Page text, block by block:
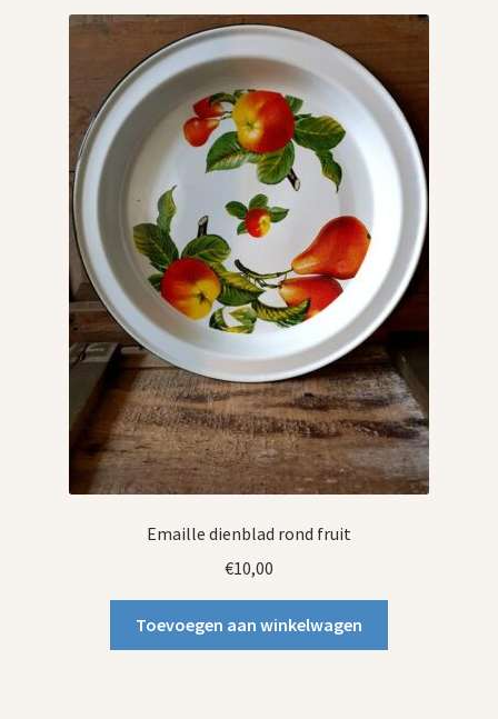
Emaille dienblad rond fruit
€10,00
Toevoegen aan winkelwagen